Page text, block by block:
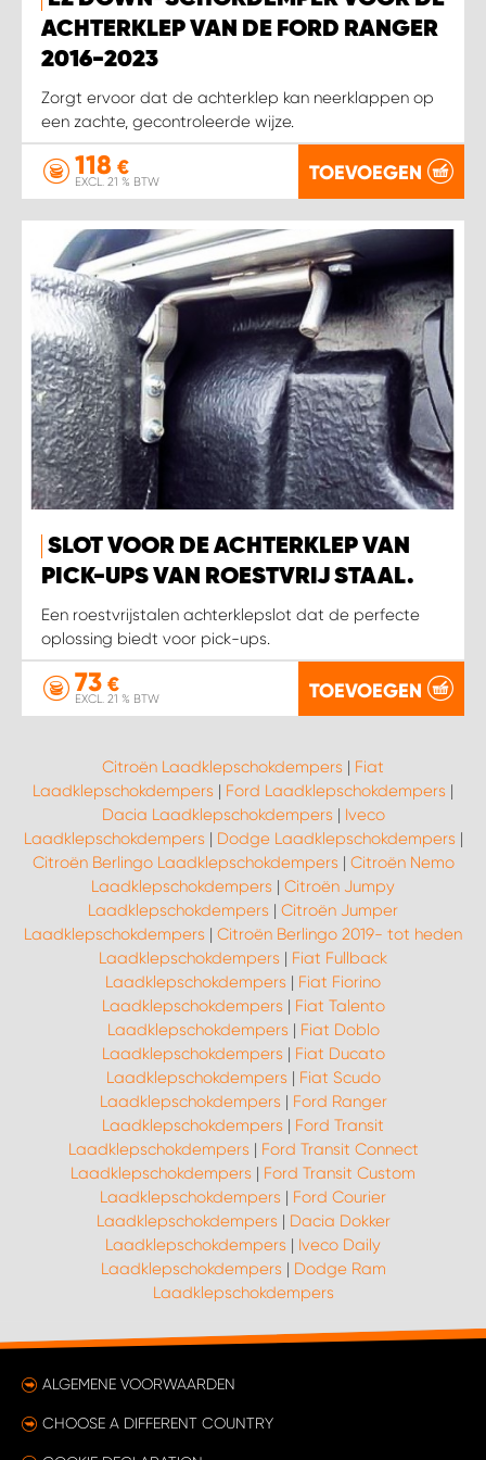
ACHTERKLEP VAN DE FORD RANGER
2016-2023
Zorgt ervoor dat de achterklep kan neerklappen op
een zachte, gecontroleerde wijze.
118 €
EXCL. 21 % BTW TOEVOEGEN
SLOT VOOR DE ACHTERKLEP VAN
PICK-UPS VAN ROESTVRIJ STAAL.
Een roestvrijstalen achterklepslot dat de perfecte
oplossing biedt voor pick-ups.
73 €
EXCL. 21 % BTW TOEVOEGEN
Citroën Laadklepschokdempers | Fiat
Laadklepschokdempers | Ford Laadklepschokdempers |
Dacia Laadklepschokdempers | Iveco
Laadklepschokdempers | Dodge Laadklepschokdempers |
Citroën Berlingo Laadklepschokdempers | Citroën Nemo
Laadklepschokdempers | Citroën Jumpy
Laadklepschokdempers | Citroën Jumper
Laadklepschokdempers | Citroën Berlingo 2019- tot heden
Laadklepschokdempers | Fiat Fullback
Laadklepschokdempers | Fiat Fiorino
Laadklepschokdempers | Fiat Talento
Laadklepschokdempers | Fiat Doblo
Laadklepschokdempers | Fiat Ducato
Laadklepschokdempers | Fiat Scudo
Laadklepschokdempers | Ford Ranger
Laadklepschokdempers | Ford Transit
Laadklepschokdempers | Ford Transit Connect
Laadklepschokdempers | Ford Transit Custom
Laadklepschokdempers | Ford Courier
Laadklepschokdempers | Dacia Dokker
Laadklepschokdempers | Iveco Daily
Laadklepschokdempers | Dodge Ram
Laadklepschokdempers
ALGEMENE VOORWAARDEN
CHOOSE A DIFFERENT COUNTRY
WORK SYSTEM KOOTWIJKERBROEK
WORK SYSTEM LOPIK AUTOSERVICE BENSCHOP
WORK SYSTEM LOPIK GARAGE STUIVENBERG
WORK SYSTEM NIEUWEGEIN
WORK SYSTEM NIEUWERKERK AAN DEN IJSSEL
WORK SYSTEM OOSTERHOUT
WORK SYSTEM REEUWIJK
WORK SYSTEM RIDDERKERK
WORK SYSTEM SIMPELVELD
WORK SYSTEM WILLEMSTAD
WORK SYSTEM ZIERIKZEE
WORK SYSTEM ZWARTEBROEK